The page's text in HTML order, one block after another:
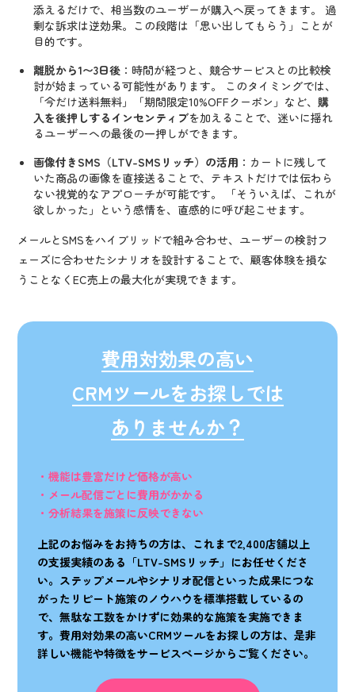
添えるだけで、相当数のユーザーが購入へ戻ってきます。 過
剰な訴求は逆効果。この段階は「思い出してもらう」ことが
目的です。
離脱から1〜3日後 ：時間が経つと、競合サービスとの比較検
討が始まっている可能性があります。 このタイミングでは、
「今だけ送料無料」「期間限定10%OFFクーポン」など、購
入を後押しするインセンティブを加えることで、迷いに揺れ
るユーザーへの最後の一押しができます。
画像付きSMS（LTV-SMSリッチ）の活用 ：カートに残して
いた商品の画像を直接送ることで、テキストだけでは伝わら
ない視覚的なアプローチが可能です。 「そういえば、これが
欲しかった」という感情を、直感的に呼び起こせます。
メールとSMSをハイブリッドで組み合わせ、ユーザーの検討フ
ェーズに合わせたシナリオを設計することで、顧客体験を損な
うことなくEC売上の最大化が実現できます。
費用対効果の高い
CRMツールをお探しでは
ありませんか？
・機能は豊富だけど価格が高い
・メール配信ごとに費用がかかる
・分析結果を施策に反映できない
上記のお悩みをお持ちの方は、これまで2,400店舗以上
の支援実績のある「LTV-SMSリッチ」にお任せくださ
い。ステップメールやシナリオ配信といった成果につな
がったリピート施策のノウハウを標準搭載しているの
で、無駄な工数をかけずに効果的な施策を実施できま
す。費用対効果の高いCRMツールをお探しの方は、是非
詳しい機能や特徴をサービスページからご覧ください。